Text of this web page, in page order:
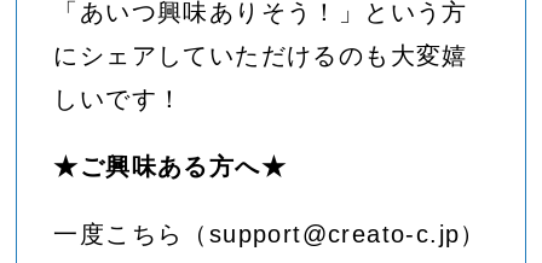
「あいつ興味ありそう！」という方
にシェアしていただけるのも大変嬉
しいです！
★ご興味ある方へ★
一度こちら（support@creato-c.jp）